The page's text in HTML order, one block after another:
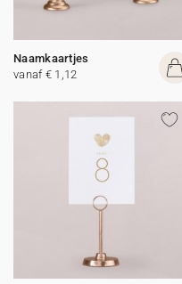
Naamkaartjes
vanaf € 1,12